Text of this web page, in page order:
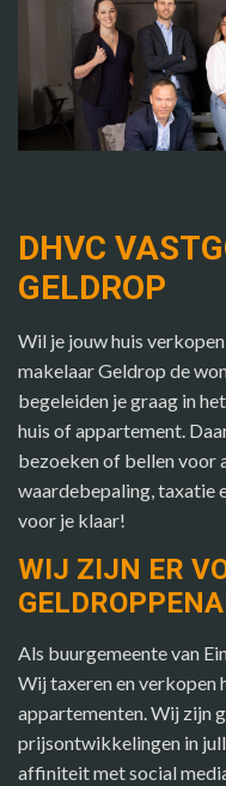
DHVC
GELDROP
Wil je jouw huis
makelaar Geldrop de
begeleiden je graag in
huis of appartement.
bezoeken of bellen voor
waardebepaling, taxatie
voor je klaar!
WIJ ZIJN ER
Als buurgemeente van
Wij taxeren en verkopen
appartementen. Wij zijn
prijsontwikkelingen in
affiniteit met social